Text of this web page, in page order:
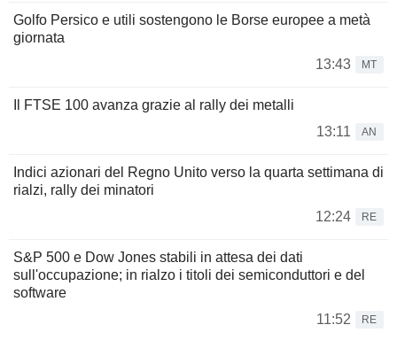
Golfo Persico e utili sostengono le Borse europee a metà
giornata
13:43
MT
Il FTSE 100 avanza grazie al rally dei metalli
13:11
AN
Indici azionari del Regno Unito verso la quarta settimana di
rialzi, rally dei minatori
12:24
RE
S&P 500 e Dow Jones stabili in attesa dei dati
sull'occupazione; in rialzo i titoli dei semiconduttori e del
software
11:52
RE